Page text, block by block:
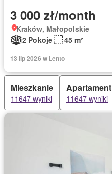
3 000 zł/month
Kraków, Małopolskie
2 Pokoje
45 m²
13 lip 2026 w Lento
Mieszkanie
11647 wyniki
Apartament
11647 wyniki